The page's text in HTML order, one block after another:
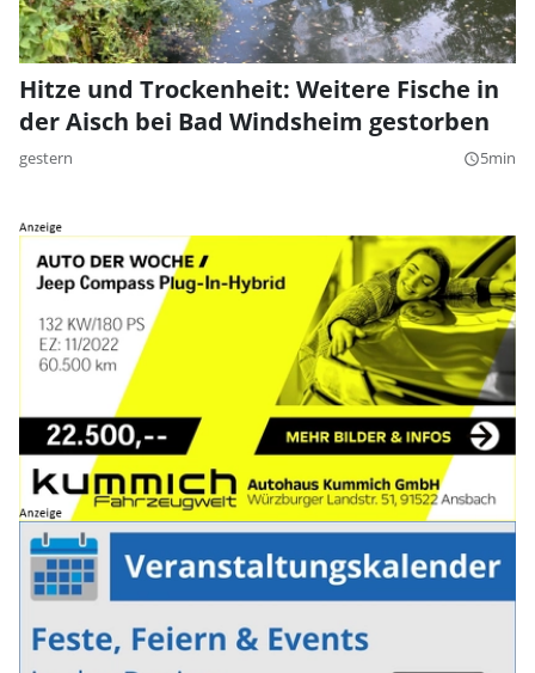
Hitze und Trockenheit: Weitere Fische in
der Aisch bei Bad Windsheim gestorben
gestern query_builder5min